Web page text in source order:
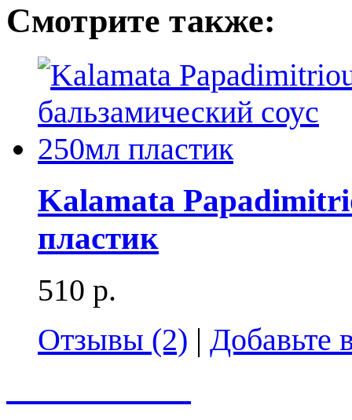
Смотрите также:
Kalamata
пластик
510 р.
Отзывы (2) | Добавьте